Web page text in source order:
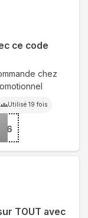
ce code
chez
Utilisé 19 fois
TOUT avec